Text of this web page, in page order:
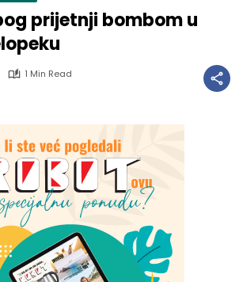
prijetnji bombom u
1 Min Read